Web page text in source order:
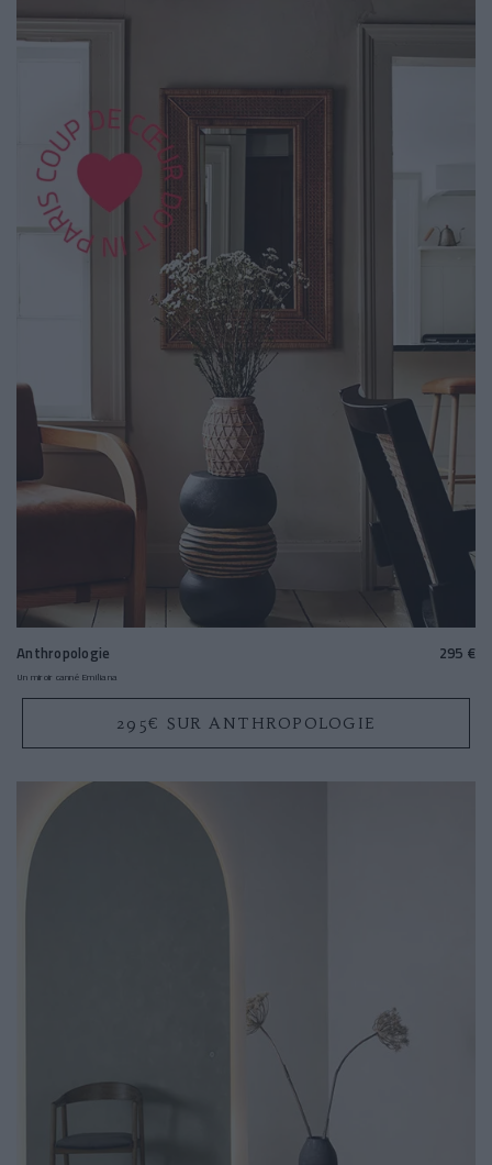
Anthropologie 295 €
Un miroir canné Emiliana
295€ SUR ANTHROPOLOGIE